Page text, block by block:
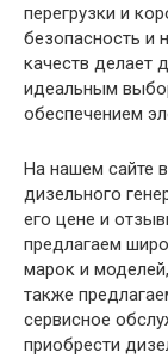
перегрузки и
безопасность и
качеств делает
идеальным
обеспечением
На нашем сайте
дизельного
его цене и
предлагаем
марок и
также
сервисное
приобрести